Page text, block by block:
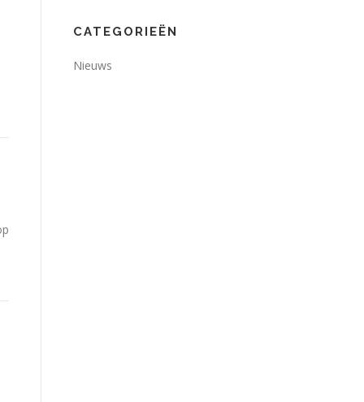
CATEGORIEËN
Nieuws